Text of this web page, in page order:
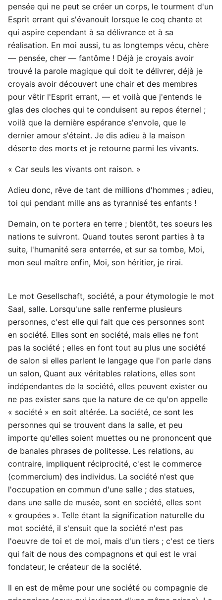
pensée qui ne peut se créer un corps, le tourment d'un
Esprit errant qui s'évanouit lorsque le coq chante et
qui aspire cependant à sa délivrance et à sa
réalisation. En moi aussi, tu as longtemps vécu, chère
— pensée, cher — fantôme ! Déjà je croyais avoir
trouvé la parole magique qui doit te délivrer, déjà je
croyais avoir découvert une chair et des membres
pour vêtir l'Esprit errant, — et voilà que j'entends le
glas des cloches qui te conduisent au repos éternel ;
voilà que la dernière espérance s'envole, que le
dernier amour s'éteint. Je dis adieu à la maison
déserte des morts et je retourne parmi les vivants.
« Car seuls les vivants ont raison. »
Adieu donc, rêve de tant de millions d'hommes ; adieu,
toi qui pendant mille ans as tyrannisé tes enfants !
Demain, on te portera en terre ; bientôt, tes soeurs les
nations te suivront. Quand toutes seront parties à ta
suite, l'humanité sera enterrée, et sur sa tombe, Moi,
mon seul maître enfin, Moi, son héritier, je rirai.
Le mot Gesellschaft, société, a pour étymologie le mot
Saal, salle. Lorsqu'une salle renferme plusieurs
personnes, c'est elle qui fait que ces personnes sont
en société. Elles sont en société, mais elles ne font
pas la société ; elles en font tout au plus une société
de salon si elles parlent le langage que l'on parle dans
un salon, Quant aux véritables relations, elles sont
indépendantes de la société, elles peuvent exister ou
ne pas exister sans que la nature de ce qu'on appelle
« société » en soit altérée. La société, ce sont les
personnes qui se trouvent dans la salle, et peu
importe qu'elles soient muettes ou ne prononcent que
de banales phrases de politesse. Les relations, au
contraire, impliquent réciprocité, c'est le commerce
(commercium) des individus. La société n'est que
l'occupation en commun d'une salle ; des statues,
dans une salle de musée, sont en société, elles sont
« groupées ». Telle étant la signification naturelle du
mot société, il s'ensuit que la société n'est pas
l'oeuvre de toi et de moi, mais d'un tiers ; c'est ce tiers
qui fait de nous des compagnons et qui est le vrai
fondateur, le créateur de la société.
Il en est de même pour une société ou compagnie de